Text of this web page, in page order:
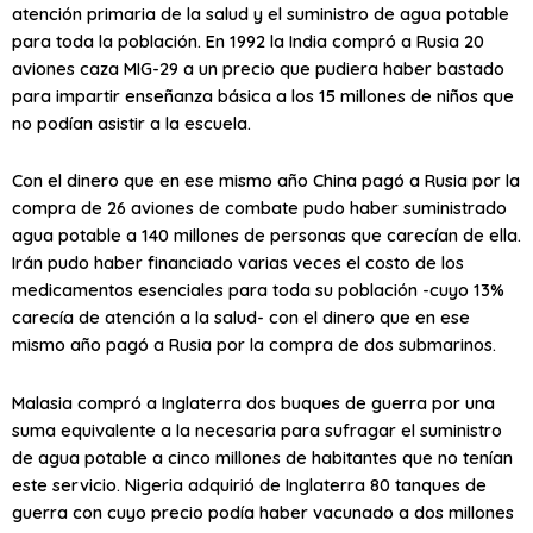
atención primaria de la salud y el suministro de agua potable
para toda la población. En 1992 la India compró a Rusia 20
aviones caza MIG-29 a un precio que pudiera haber bastado
para impartir enseñanza básica a los 15 millones de niños que
no podían asistir a la escuela.
Con el dinero que en ese mismo año China pagó a Rusia por la
compra de 26 aviones de combate pudo haber suministrado
agua potable a 140 millones de personas que carecían de ella.
Irán pudo haber financiado varias veces el costo de los
medicamentos esenciales para toda su población -cuyo 13%
carecía de atención a la salud- con el dinero que en ese
mismo año pagó a Rusia por la compra de dos submarinos.
Malasia compró a Inglaterra dos buques de guerra por una
suma equivalente a la necesaria para sufragar el suministro
de agua potable a cinco millones de habitantes que no tenían
este servicio. Nigeria adquirió de Inglaterra 80 tanques de
guerra con cuyo precio podía haber vacunado a dos millones